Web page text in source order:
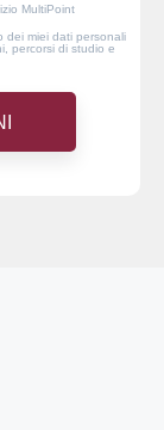
MultiPoint
dei miei dati personali
percorsi di studio e